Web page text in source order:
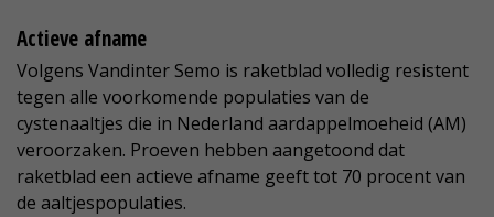
Actieve afname
Volgens Vandinter Semo is raketblad volledig resistent
tegen alle voorkomende populaties van de
cystenaaltjes die in Nederland aardappelmoeheid (AM)
veroorzaken. Proeven hebben aangetoond dat
raketblad een actieve afname geeft tot 70 procent van
de aaltjespopulaties.